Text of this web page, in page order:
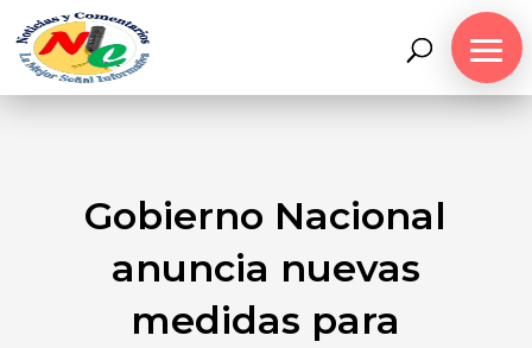
Gobierno Nacional
anuncia nuevas
medidas para